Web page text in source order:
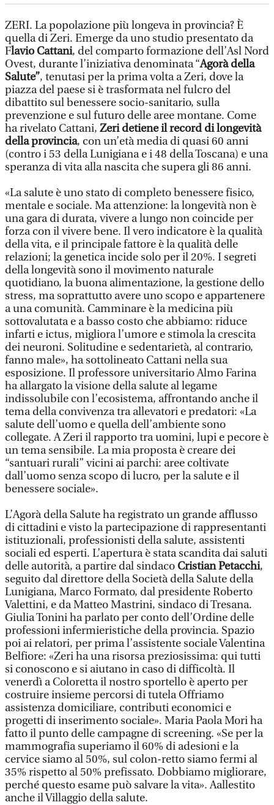
ZERI. La popolazione più longeva in provincia? È
quella di Zeri. Emerge da uno studio presentato da
Flavio Cattani, del comparto formazione dell’Asl Nord
Ovest, durante l’iniziativa denominata “Agorà della
Salute”, tenutasi per la prima volta a Zeri, dove la
piazza del paese si è trasformata nel fulcro del
dibattito sul benessere socio-sanitario, sulla
prevenzione e sul futuro delle aree montane. Come
ha rivelato Cattani, Zeri detiene il record di longevità
della provincia, con un’età media di quasi 60 anni
(contro i 53 della Lunigiana e i 48 della Toscana) e una
speranza di vita alla nascita che supera gli 86 anni.
«La salute è uno stato di completo benessere fisico,
mentale e sociale. Ma attenzione: la longevità non è
una gara di durata, vivere a lungo non coincide per
forza con il vivere bene. Il vero indicatore è la qualità
della vita, e il principale fattore è la qualità delle
relazioni; la genetica incide solo per il 20%. I segreti
della longevità sono il movimento naturale
quotidiano, la buona alimentazione, la gestione dello
stress, ma soprattutto avere uno scopo e appartenere
a una comunità. Camminare è la medicina più
sottovalutata e a basso costo che abbiamo: riduce
infarti e ictus, migliora l’umore e stimola la crescita
dei neuroni. Solitudine e sedentarietà, al contrario,
fanno male», ha sottolineato Cattani nella sua
esposizione. Il professore universitario Almo Farina
ha allargato la visione della salute al legame
indissolubile con l’ecosistema, affrontando anche il
tema della convivenza tra allevatori e predatori: «La
salute dell’uomo e quella dell’ambiente sono
collegate. A Zeri il rapporto tra uomini, lupi e pecore è
un tema sensibile. La mia proposta è creare dei
“santuari rurali” vicini ai parchi: aree coltivate
dall’uomo senza scopo di lucro, per la salute e il
benessere sociale».
L’Agorà della Salute ha registrato un grande afflusso
di cittadini e visto la partecipazione di rappresentanti
istituzionali, professionisti della salute, assistenti
sociali ed esperti. L’apertura è stata scandita dai saluti
delle autorità, a partire dal sindaco Cristian Petacchi,
seguito dal direttore della Società della Salute della
Lunigiana, Marco Formato, dal presidente Roberto
Valettini, e da Matteo Mastrini, sindaco di Tresana.
Giulia Tonini ha parlato per conto dell’Ordine delle
professioni infermieristiche della provincia. Spazio
poi ai relatori, per prima l’assistente sociale Valentina
Belfiore: «Zeri ha una risorsa preziosissima: qui tutti
si conoscono e si aiutano in caso di difficoltà. Il
venerdì a Coloretta il nostro sportello è aperto per
costruire insieme percorsi di tutela Offriamo
assistenza domiciliare, contributi economici e
progetti di inserimento sociale». Maria Paola Mori ha
fatto il punto delle campagne di screening. «Se per la
mammografia superiamo il 60% di adesioni e la
cervice siamo al 50%, sul colon-retto siamo fermi al
35% rispetto al 50% prefissato. Dobbiamo migliorare,
perché questo esame può salvare la vita». Aallestito
anche il Villaggio della salute.